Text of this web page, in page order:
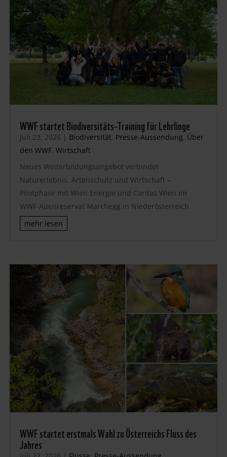
WWF startet Biodiversitäts-Training für Lehrlinge
Juli 23, 2026 | Biodiversität, Presse-Aussendung, Über
den WWF, Wirtschaft
Neues Weiterbildungsangebot verbindet
Naturerlebnis, Artenschutz und Wirtschaft –
Pilotphase mit Wien Energie und Caritas Wien im
WWF-Auenreservat Marchegg in Niederösterreich
mehr lesen
WWF startet erstmals Wahl zu Österreichs Fluss des
Jahres